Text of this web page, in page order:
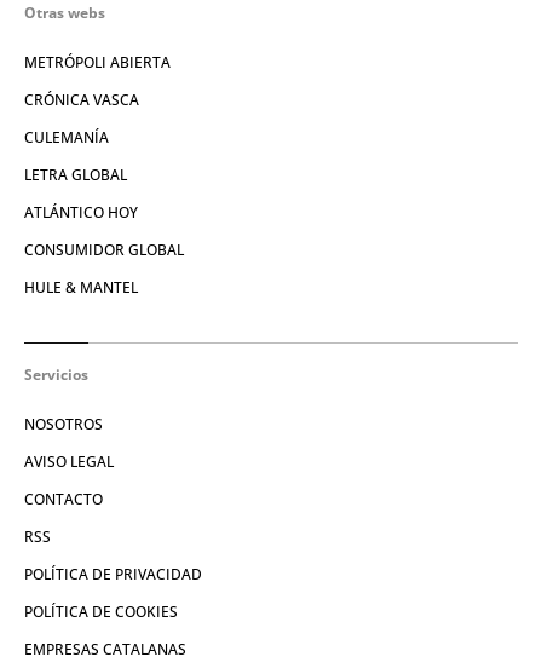
Otras webs
METRÓPOLI ABIERTA
CRÓNICA VASCA
CULEMANÍA
LETRA GLOBAL
ATLÁNTICO HOY
CONSUMIDOR GLOBAL
HULE & MANTEL
Servicios
NOSOTROS
AVISO LEGAL
CONTACTO
RSS
POLÍTICA DE PRIVACIDAD
POLÍTICA DE COOKIES
EMPRESAS CATALANAS